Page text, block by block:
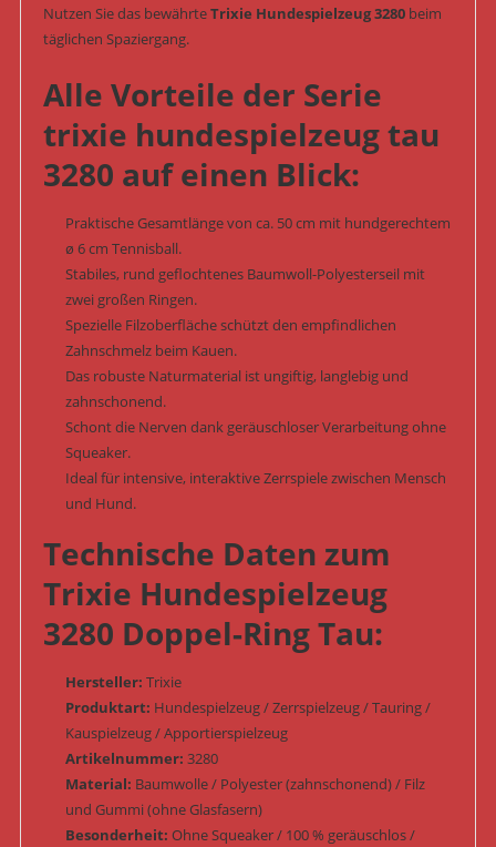
Nutzen Sie das bewährteTrixie Hundespielzeug 3280beim
täglichen Spaziergang.
Alle Vorteile der Serie
trixie hundespielzeug tau
3280 auf einen Blick:
Praktische Gesamtlänge von ca. 50 cm mit hundgerechtem
ø 6 cm Tennisball.
Stabiles, rund geflochtenes Baumwoll-Polyesterseil mit
zwei großen Ringen.
Spezielle Filzoberfläche schützt den empfindlichen
Zahnschmelz beim Kauen.
Das robuste Naturmaterial ist ungiftig, langlebig und
zahnschonend.
Schont die Nerven dank geräuschloser Verarbeitung ohne
Squeaker.
Ideal für intensive, interaktive Zerrspiele zwischen Mensch
und Hund.
Technische Daten zum
Trixie Hundespielzeug
3280 Doppel-Ring Tau:
Hersteller: Trixie
Produktart: Hundespielzeug / Zerrspielzeug / Tauring /
Kauspielzeug / Apportierspielzeug
Artikelnummer: 3280
Material: Baumwolle / Polyester (zahnschonend) / Filz
und Gummi (ohne Glasfasern)
Besonderheit: Ohne Squeaker / 100 % geräuschlos /